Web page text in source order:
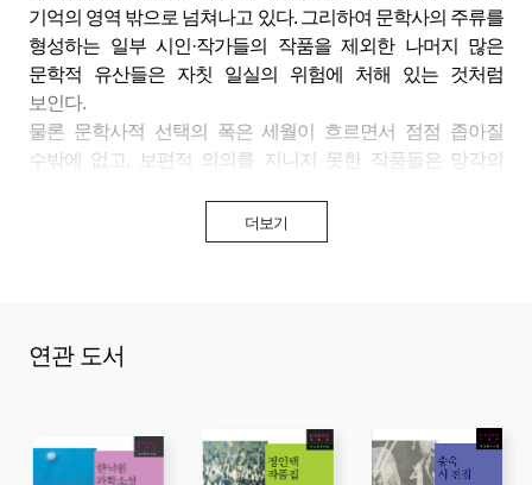
기억의 영역 밖으로 넘쳐나고 있다. 그리하여 문학사의 주류를
형성하는 일부 시인·작가들의 작품을 제외한 나머지 많은
문학적 유산들은 자칫 일실의 위험에 처해 있는 것처럼
보인다.
물론 문학사적 선택의 폭은 세월이 흐르면서 점점 좁아질
수밖에 없고, 보편적 의의를 지니지 못한 작품들은 망각의
된다. 그것들은 그것들 나름대로 소중한 문학적 유물이다.
그것들은 미래의 새로운 문학의 씨앗을 품고 있을 수도 있고,
문학사에서 상대적으로 소외된 작가들을 주목하다보니
위에서 분별 있게 이해되어야 할 것이다.
이러한 당위적 인식이, 2006년 한국문화예술위원회의
더보기
연관 도서